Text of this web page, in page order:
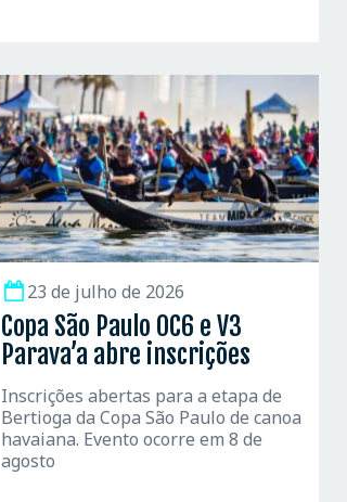
23 de julho de 2026
Copa São Paulo OC6 e V3
Parava’a abre inscrições
Inscrições abertas para a etapa de
Bertioga da Copa São Paulo de canoa
havaiana. Evento ocorre em 8 de
agosto